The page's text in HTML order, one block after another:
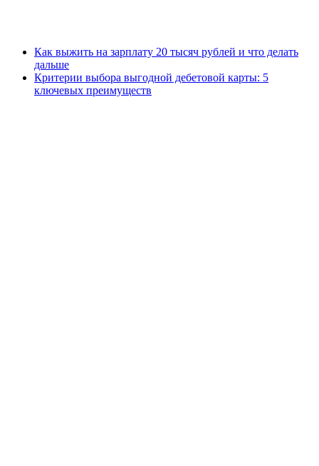
Как выжить на зарплату 20 тысяч рублей и что делать
дальше
Критерии выбора выгодной дебетовой карты: 5
ключевых преимуществ